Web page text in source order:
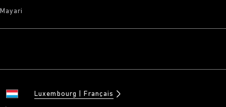
Mayari
Luxembourg Français